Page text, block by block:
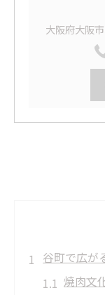
大阪府大阪
谷町で広が
焼肉文